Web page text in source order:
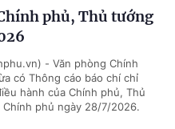
phủ, Thủ tướng
- Văn phòng Chính
có Thông cáo báo chí chỉ
hành của Chính phủ, Thủ
phủ ngày 28/7/2026.